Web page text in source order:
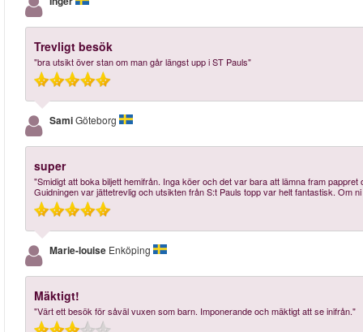
Trevligt besök
"bra utsikt över stan om man går längst upp i ST Pauls"
SamiGöteborg
super
"Smidigt att boka biljett hemifrån. Inga köer och det var bara att lämna fram
Guidningen var jättetrevlig och utsikten från S:t Pauls topp var helt fantastisk. Om
Marie-louise Enköping
Mäktigt!
"Värt ett besök för såväl vuxen som barn. Imponerande och mäktigt att se inifrån."